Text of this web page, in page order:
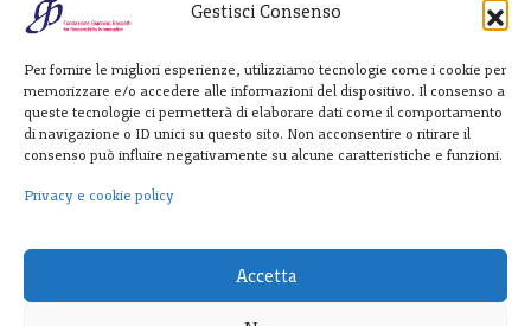
Gestisci Consenso
Per fornire le migliori esperienze, utilizziamo tecnologie come i cookie per
memorizzare e/o accedere alle informazioni del dispositivo. Il consenso a
queste tecnologie ci permetterà di elaborare dati come il comportamento
di navigazione o ID unici su questo sito. Non acconsentire o ritirare il
consenso può influire negativamente su alcune caratteristiche e funzioni.
Privacy e cookie policy
Accetta
Giannino Bassetti ETS
Via Michele Barozzi 4
F. + 39 02 76392030
info@fondazionebassetti.org